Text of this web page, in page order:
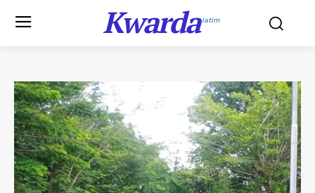
KwardaJatim